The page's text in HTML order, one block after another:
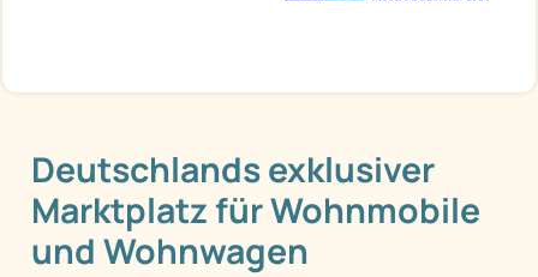
Deutschlands exklusiver
Marktplatz für Wohnmobile
und Wohnwagen